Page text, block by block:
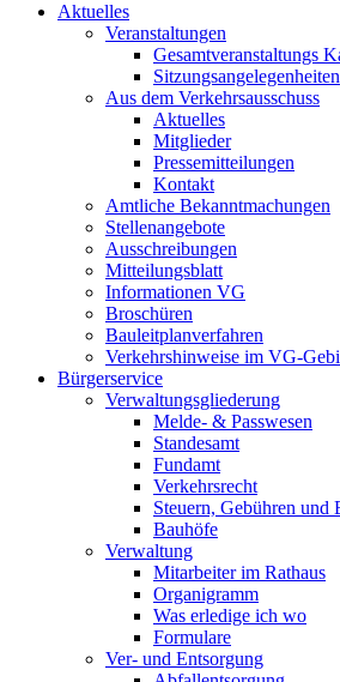
Aktuelles
Veranstaltungen
Gesamtveranstaltungs
Sitzungsangelegenheiten
Aus dem Verkehrsausschuss
Aktuelles
Mitglieder
Pressemitteilungen
Kontakt
Amtliche Bekanntmachungen
Stellenangebote
Ausschreibungen
Mitteilungsblatt
Informationen VG
Broschüren
Bauleitplanverfahren
Verkehrshinweise im VG-
Bürgerservice
Verwaltungsgliederung
Melde- & Passwesen
Standesamt
Fundamt
Verkehrsrecht
Steuern, Gebühren und
Bauhöfe
Verwaltung
Mitarbeiter im Rathaus
Organigramm
Was erledige ich wo
Formulare
Ver- und Entsorgung